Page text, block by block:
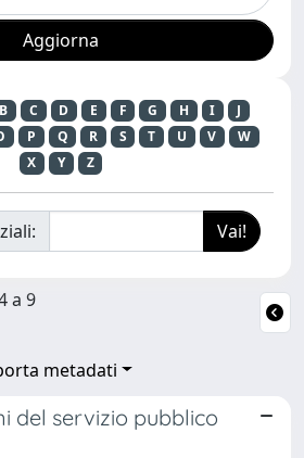
B C D E F G H I
J
P Q R S T U V
W
X
Y Z
a 9
metadati
del servizio pubblico